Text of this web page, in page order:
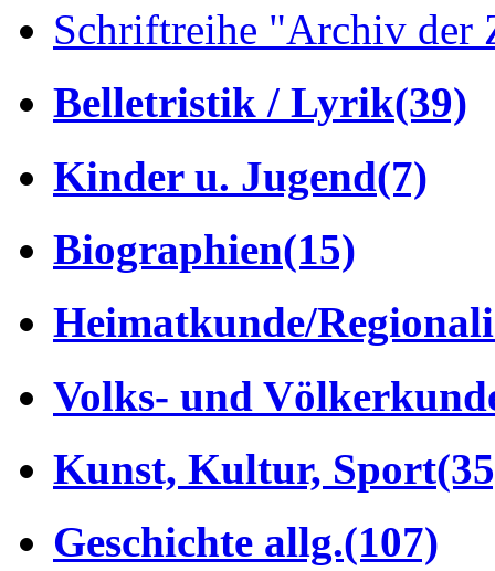
Schriftreihe "Archiv der
Belletristik / Lyrik(39)
Kinder u. Jugend(7)
Biographien(15)
Heimatkunde/
Volks- und
Kunst, Kultur, Sport
Geschichte allg.(107)